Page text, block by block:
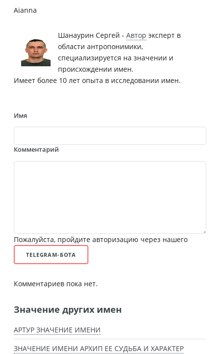
Aianna
Шанаурин Сергей - Автор эксперт в
области антропонимики,
специализируется на значении и
происхождении имен.
Имеет более 10 лет опыта в исследовании имен.
Имя
Комментарий
Пожалуйста, пройдите авторизацию через нашего
TELEGRAM-БОТА
Комментариев пока нет.
Значение других имен
АРТУР ЗНАЧЕНИЕ ИМЕНИ
ЗНАЧЕНИЕ ИМЕНИ АРХИП ЕЕ СУДЬБА И ХАРАКТЕР